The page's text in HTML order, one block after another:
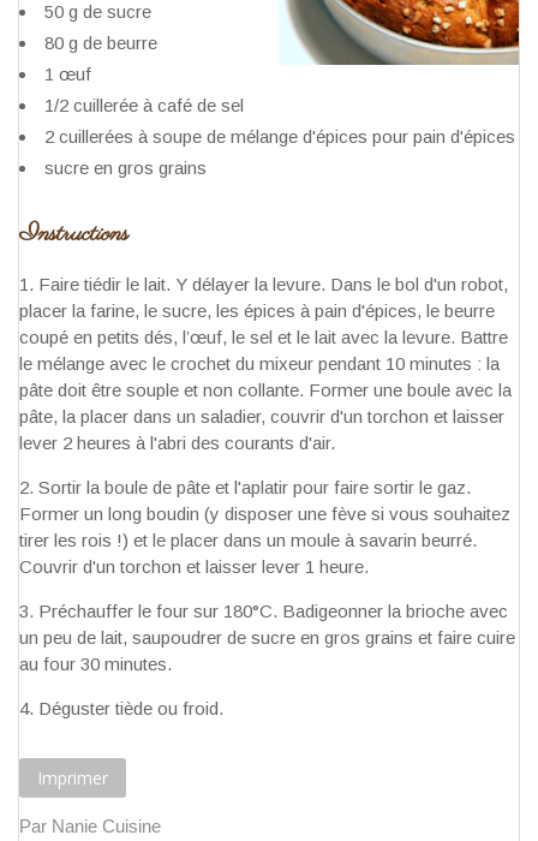
50 g de sucre
80 g de beurre
1 œuf
1/2 cuillerée à café de sel
2 cuillerées à soupe de mélange d'épices pour pain d'épices
sucre en gros grains
Instructions
Faire tiédir le lait. Y délayer la levure. Dans le bol d'un robot,
placer la farine, le sucre, les épices à pain d'épices, le beurre
coupé en petits dés, l’œuf, le sel et le lait avec la levure. Battre
le mélange avec le crochet du mixeur pendant 10 minutes : la
pâte doit être souple et non collante. Former une boule avec la
pâte, la placer dans un saladier, couvrir d'un torchon et laisser
lever 2 heures à l'abri des courants d'air.
Sortir la boule de pâte et l'aplatir pour faire sortir le gaz.
Former un long boudin (y disposer une fève si vous souhaitez
tirer les rois !) et le placer dans un moule à savarin beurré.
Couvrir d'un torchon et laisser lever 1 heure.
Préchauffer le four sur 180°C. Badigeonner la brioche avec
un peu de lait, saupoudrer de sucre en gros grains et faire cuire
au four 30 minutes.
Déguster tiède ou froid.
Imprimer
Par Nanie Cuisine